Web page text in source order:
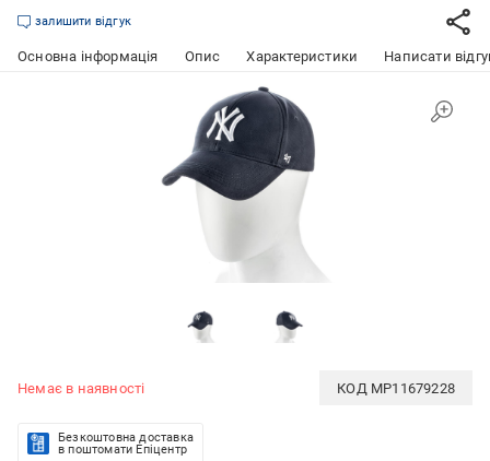
залишити відгук
Основна інформація Опис Характеристики Написати
Немає в наявності КОД MP11679228
Безкоштовна доставка
в поштомати Епіцентр